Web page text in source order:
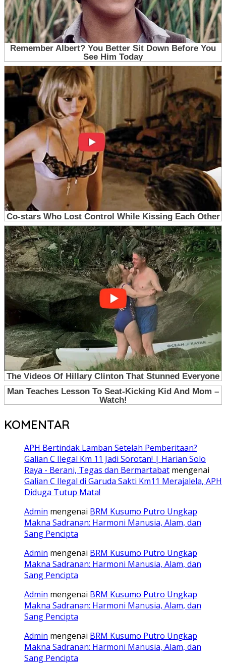
KOMENTAR
APH Bertindak Lamban Setelah Pemberitaan?
Galian C Ilegal Km 11 Jadi Sorotan! | Harian Solo
Raya - Berani, Tegas dan Bermartabat mengenai
Galian C Ilegal di Garuda Sakti Km11 Merajalela, APH
Diduga Tutup Mata!
Admin mengenai BRM Kusumo Putro Ungkap
Makna Sadranan: Harmoni Manusia, Alam, dan
Sang Pencipta
Admin mengenai BRM Kusumo Putro Ungkap
Makna Sadranan: Harmoni Manusia, Alam, dan
Sang Pencipta
Admin mengenai BRM Kusumo Putro Ungkap
Makna Sadranan: Harmoni Manusia, Alam, dan
Sang Pencipta
Admin mengenai BRM Kusumo Putro Ungkap
Makna Sadranan: Harmoni Manusia, Alam, dan
Sang Pencipta